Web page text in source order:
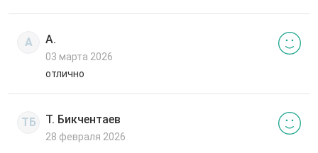
А А.
03 марта 2026
отлично
ТБ Т. Бикчентаев
28 февраля 2026